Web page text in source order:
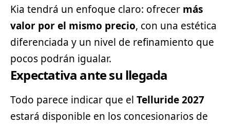
Kia tendrá un enfoque claro: ofrecer más
valor por el mismo precio, con una estética
diferenciada y un nivel de refinamiento que
pocos podrán igualar.
Expectativa ante su llegada
Todo parece indicar que el Telluride 2027
estará disponible en los concesionarios de